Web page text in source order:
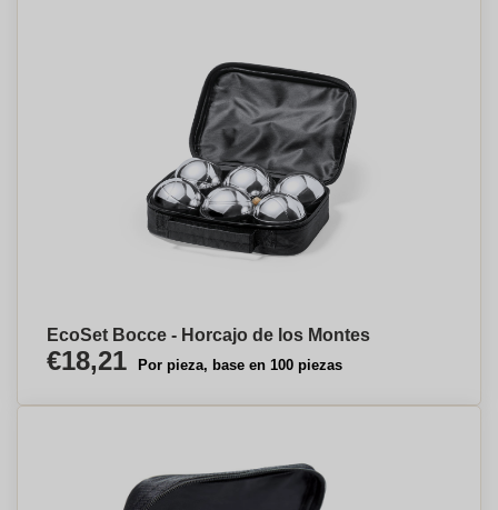
EcoSet Bocce - Horcajo de los Montes
€18,21 Por pieza, base en 100 piezas